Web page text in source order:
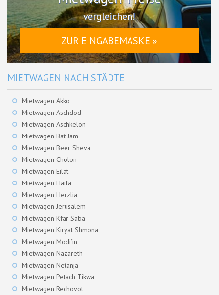
vergleichen!
ZUR EINGABEMASKE »
MIETWAGEN NACH STÄDTE
Mietwagen Akko
Mietwagen Aschdod
Mietwagen Aschkelon
Mietwagen Bat Jam
Mietwagen Beer Sheva
Mietwagen Cholon
Mietwagen Eilat
Mietwagen Haifa
Mietwagen Herzlia
Mietwagen Jerusalem
Mietwagen Kfar Saba
Mietwagen Kiryat Shmona
Mietwagen Modi’in
Mietwagen Nazareth
Mietwagen Netanja
Mietwagen Petach Tikwa
Mietwagen Rechovot